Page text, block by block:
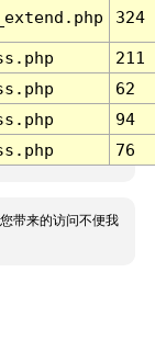
324
211
62
94
76
带来的访问不便我